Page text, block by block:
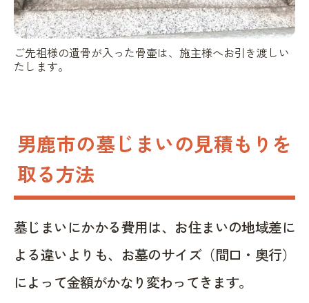
ご先祖様の遺骨が入った骨壷は、施主様へお引き渡しい
たします。
男鹿市の墓じまいの見積もりを
取る方法
墓じまいにかかる費用は、お住まいの地域差に
よる違いよりも、お墓のサイズ（間口・奥行）
によって金額がかなり変わってきます。